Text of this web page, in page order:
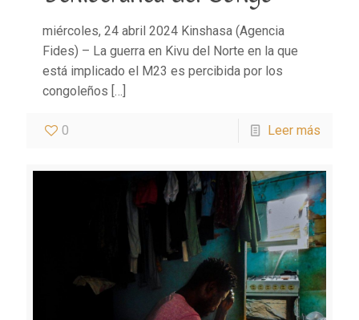
miércoles, 24 abril 2024 Kinshasa (Agencia
Fides) – La guerra en Kivu del Norte en la que
está implicado el M23 es percibida por los
congoleños […]
0 Leer más